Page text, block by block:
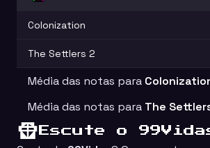
Colonization
The Settlers 2
Média das notas para
Média das notas para The
Escute o